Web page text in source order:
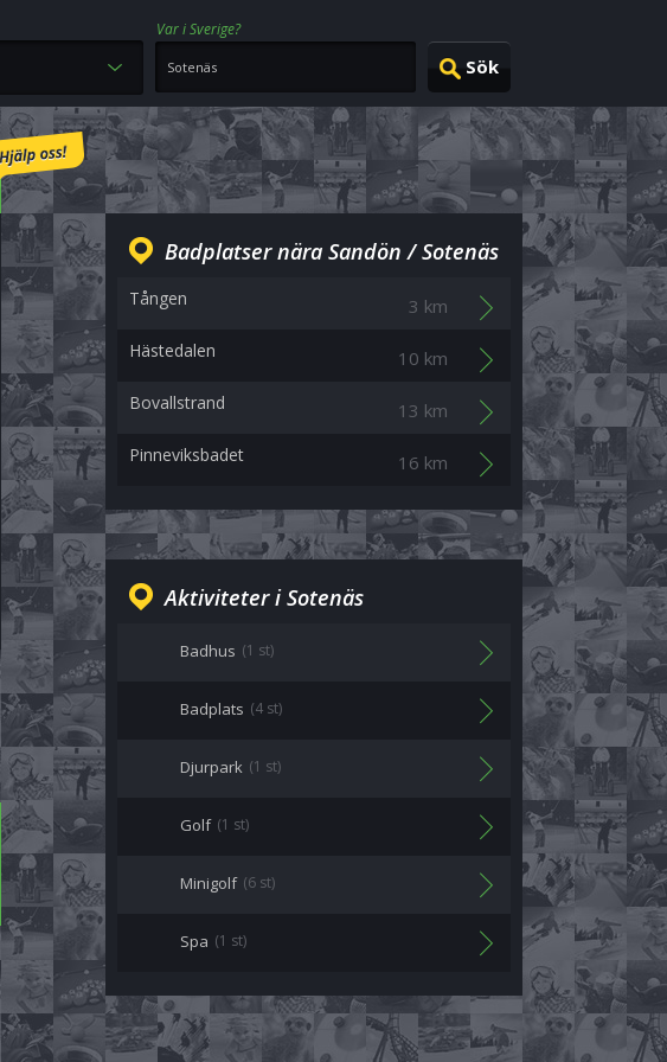
Var i Sverige?
Badplatser nära Sandön / Sotenäs
Tången 3 km
Hästedalen 10 km
Bovallstrand 13 km
Pinneviksbadet 16 km
Aktiviteter i Sotenäs
Badhus (1 st)
Badplats (4 st)
Djurpark (1 st)
Golf (1 st)
Minigolf (6 st)
Spa (1 st)